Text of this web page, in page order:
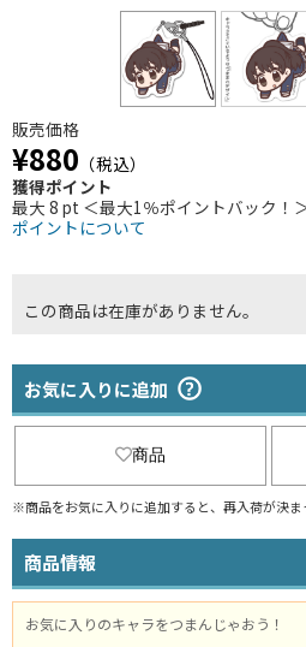
販売価格
¥880 （税込）
獲得ポイント
最大 8 pt ＜最大1％ポイントバック！
ポイントについて
この商品は在庫がありません。
お気に入りに追加
商品
※商品をお気に入りに追加すると、再入荷が決ま
商品情報
お気に入りのキャラをつまんじゃおう！